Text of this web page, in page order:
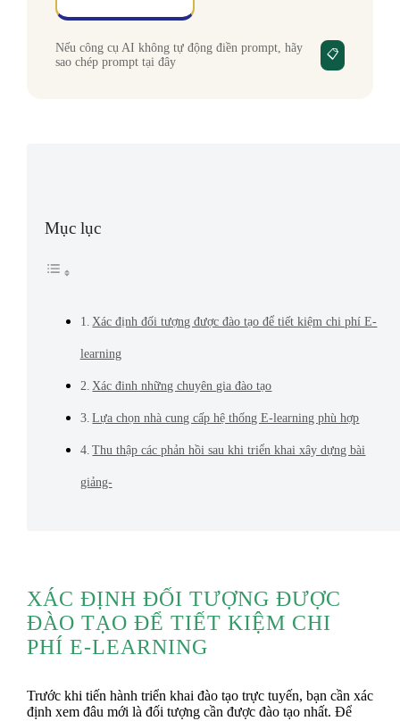
Nếu công cụ AI không tự động điền prompt, hãy
sao chép prompt tại đây
📋
Mục lục
Xác định đối tượng được đào tạo để tiết kiệm chi phí E-
learning
Xác đinh những chuyên gia đào tạo
Lựa chọn nhà cung cấp hệ thống E-learning phù hợp
Thu thập các phản hồi sau khi triển khai xây dựng bài
giảng-
XÁC ĐỊNH ĐỐI TƯỢNG ĐƯỢC
ĐÀO TẠO ĐỂ TIẾT KIỆM CHI
PHÍ E-LEARNING
Trước khi tiến hành triển khai đào tạo trực tuyến, bạn cần xác
định xem đâu mới là đối tượng cần được đào tạo nhất. Để